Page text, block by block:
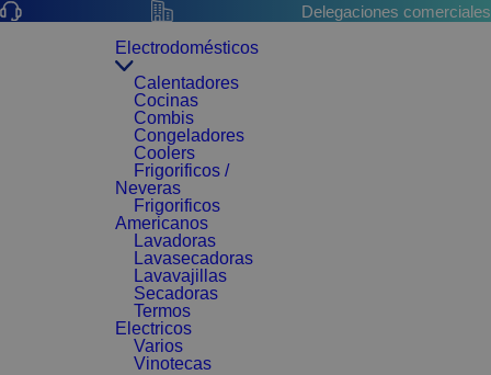
Delegaciones comerciales
Electrodomésticos
Calentadores
Cocinas
Combis
Congeladores
Coolers
Frigorificos /
Neveras
Frigorificos
Americanos
Lavadoras
Lavasecadoras
Lavavajillas
Secadoras
Termos
Electricos
Varios
Vinotecas